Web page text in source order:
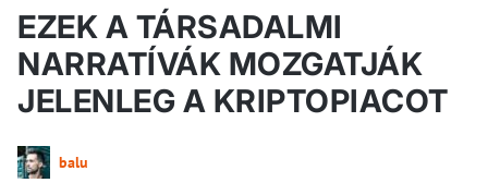
EZEK A TÁRSADALMI
NARRATÍVÁK MOZGATJÁK
JELENLEG A KRIPTOPIACOT
balu